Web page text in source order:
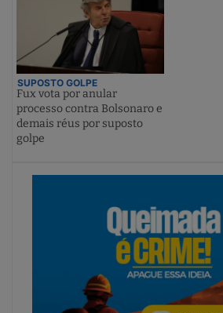
SUPOSTO GOLPE
Fux vota por anular
processo contra Bolsonaro e
demais réus por suposto
golpe